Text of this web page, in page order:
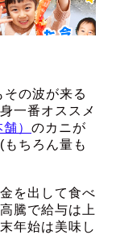
の波が来る
一番オススメ
） のカニが
ちろん量も
を出して食べ
騰で給与は上
年始は美味し